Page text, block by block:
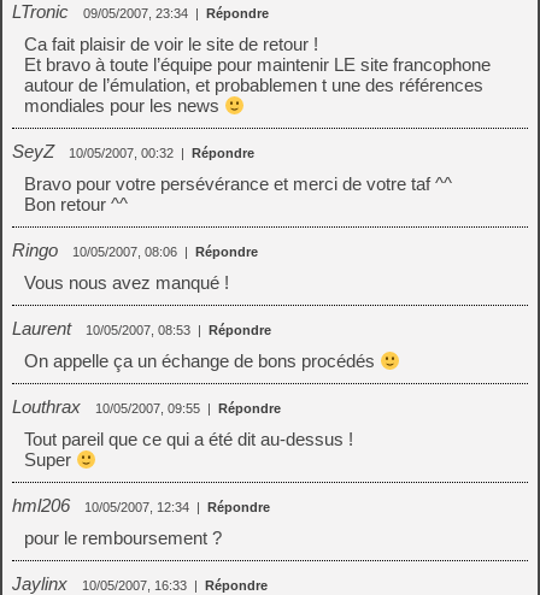
LTronic 09/05/2007, 23:34 | Répondre
Ca fait plaisir de voir le site de retour !
Et bravo à toute l’équipe pour maintenir LE site francophone
autour de l’émulation, et probablemen t une des références
mondiales pour les news
SeyZ 10/05/2007, 00:32 | Répondre
Bravo pour votre persévérance et merci de votre taf ^^
Bon retour ^^
Ringo 10/05/2007, 08:06 | Répondre
Vous nous avez manqué !
Laurent 10/05/2007, 08:53 | Répondre
On appelle ça un échange de bons procédés
Louthrax 10/05/2007, 09:55 | Répondre
Tout pareil que ce qui a été dit au-dessus !
Super
hml206 10/05/2007, 12:34 | Répondre
pour le remboursement ?
Jaylinx 10/05/2007, 16:33 | Répondre